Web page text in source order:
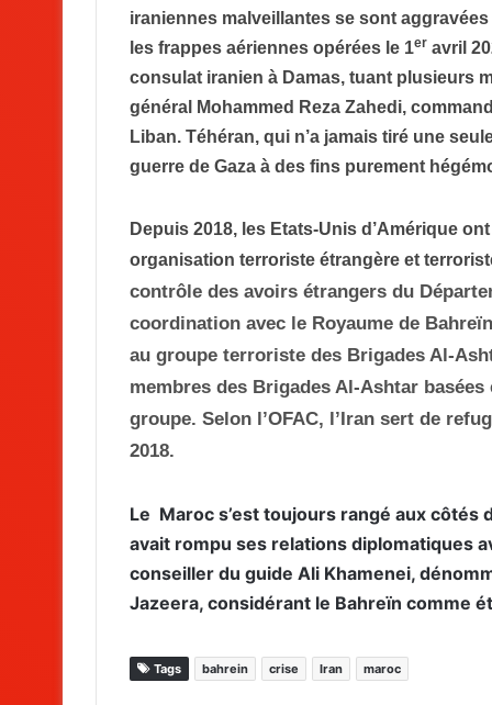
iraniennes malveillantes se sont
les frappes aériennes opérées le 1er avril
consulat iranien à Damas, tuant plusieurs
général Mohammed Reza Zahedi,
Liban. Téhéran, qui n’a jamais tiré une
guerre de Gaza à des fins purement
Depuis 2018, les Etats-Unis d’Amérique
organisation terroriste étrangère et
contrôle des avoirs étrangers du
coordination avec le Royaume de
au groupe terroriste des Brigades Al-
membres des Brigades Al-Ashtar
groupe. Selon l’OFAC, l’Iran sert de
2018.
Le Maroc s’est toujours rangé aux côtés
avait rompu ses relations diplomatiques
conseiller du guide Ali Khamenei,
Jazeera, considérant le Bahreïn comme
Tags bahrein crise Iran maroc